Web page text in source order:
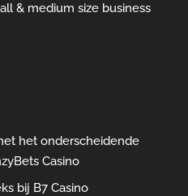
& medium size business
het onderscheidende
Casino
bij B7 Casino